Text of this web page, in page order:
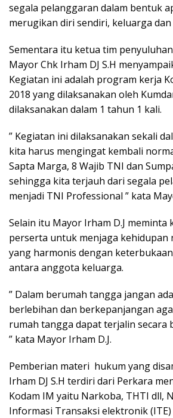
segala pelanggaran dalam bentuk
merugikan diri sendiri, keluarga dan
Sementara itu ketua tim
Mayor Chk Irham DJ S.H
Kegiatan ini adalah program kerja
2018 yang dilaksanakan oleh
dilaksanakan dalam 1 tahun 1 kali.
” Kegiatan ini dilaksanakan sekali
kita harus mengingat kembali
Sapta Marga, 8 Wajib TNI dan
sehingga kita terjauh dari segala
menjadi TNI Professional ” kata
Selain itu Mayor Irham D.J meminta
perserta untuk menjaga kehidupan
yang harmonis dengan
antara anggota keluarga.
” Dalam berumah tangga jangan
berlebihan dan berkepanjangan
rumah tangga dapat terjalin secara
” kata Mayor Irham D.J.
Pemberian materi hukum yang
Irham DJ S.H terdiri dari Perkara
Kodam IM yaitu Narkoba, THTI dll,
Informasi Transaksi elektronik